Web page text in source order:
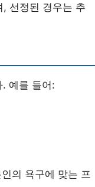
선정된 경우는 추
예를 들어:
의 욕구에 맞는 프